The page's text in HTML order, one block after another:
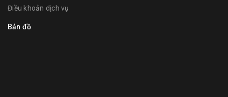
Điều khoản dịch vụ
Bản đồ